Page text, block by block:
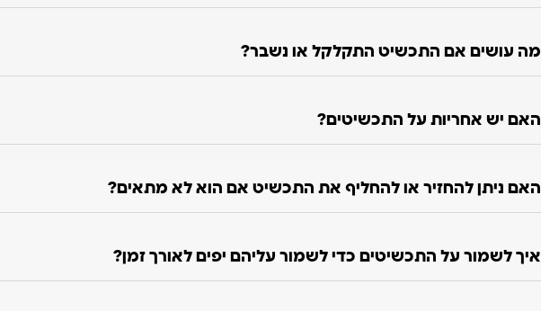
מה עושים אם התכשיט התקלקל או נשבר?
האם יש אחריות על התכשיטים?
האם ניתן להחזיר או להחליף את התכשיט אם הוא לא מתאים?
איך לשמור על התכשיטים כדי לשמור עליהם יפים לאורך זמן?